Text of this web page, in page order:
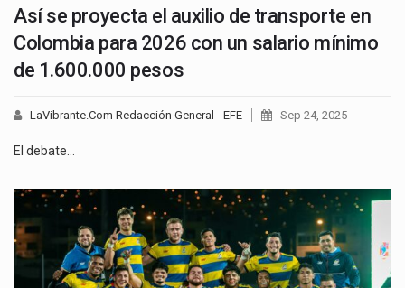
Así se proyecta el auxilio de transporte en
Colombia para 2026 con un salario mínimo
de 1.600.000 pesos
LaVibrante.Com Redacción General - EFE Sep 24, 2025
El debate…